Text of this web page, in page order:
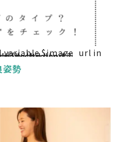
variable $image_url in
delight/category.phpon line32
姿勢